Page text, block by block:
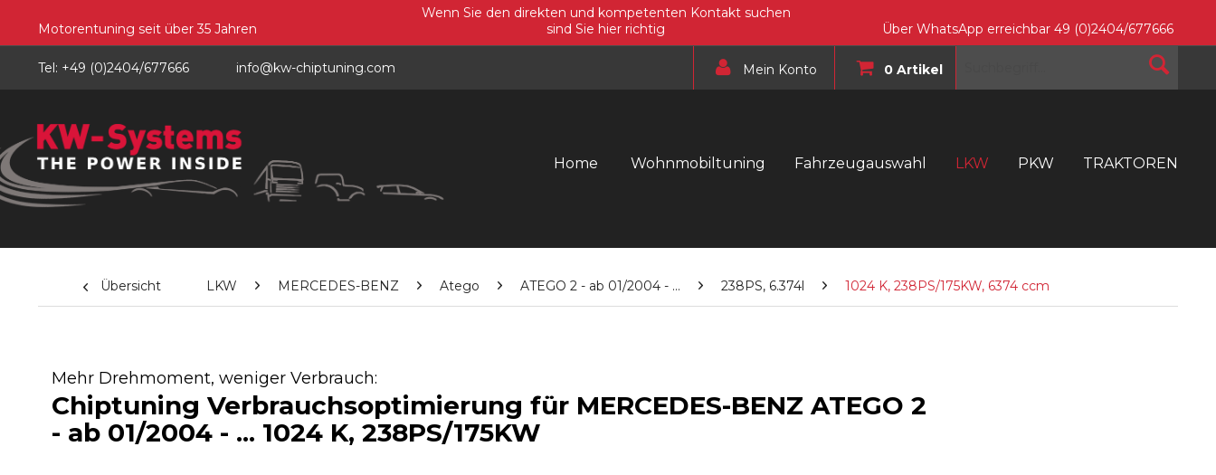
Motorentuning seit über 35 Jahren
Wenn Sie den direkten und kompetenten Kontakt suchen
sind Sie hier richtig
Über WhatsApp erreichbar 49 (0)2404/677666
Tel: +49 (0)2404/677666 info@kw-chiptuning.com Mein Konto 0 Artikel
Home Wohnmobiltuning Fahrzeugauswahl LKW PKW TRAKTOREN
Übersicht LKW MERCEDES-BENZ Atego ATEGO 2 - ab 01/2004 - ... 238PS, 6.374l 1024 K, 238PS/175KW, 6374 ccm
Mehr Drehmoment, weniger Verbrauch:
Chiptuning Verbrauchsoptimierung für MERCEDES-BENZ ATEGO 2
- ab 01/2004 - ... 1024 K, 238PS/175KW